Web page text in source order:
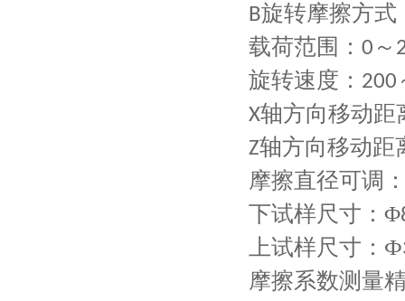
B旋转摩擦方式
载荷范围： 0 ～
旋转速度： 200
X轴方向移动距
Z轴方向移动距
摩擦直径可调
下试样尺寸：Φ
上试样尺寸：Ф
摩擦系数测量